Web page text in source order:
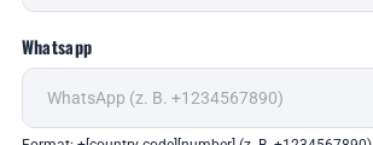
Whatsapp